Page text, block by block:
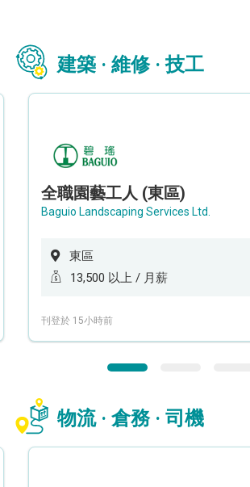
建築 · 維修 · 技工
全職園藝工人 (東區)
Baguio Landscaping Services Ltd.
東區
13,500 以上 / 月薪
刊登於 15小時前
物流 · 倉務 · 司機